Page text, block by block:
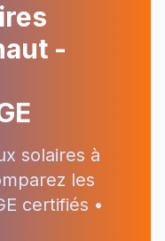
-
solaires à
les
certifiés •